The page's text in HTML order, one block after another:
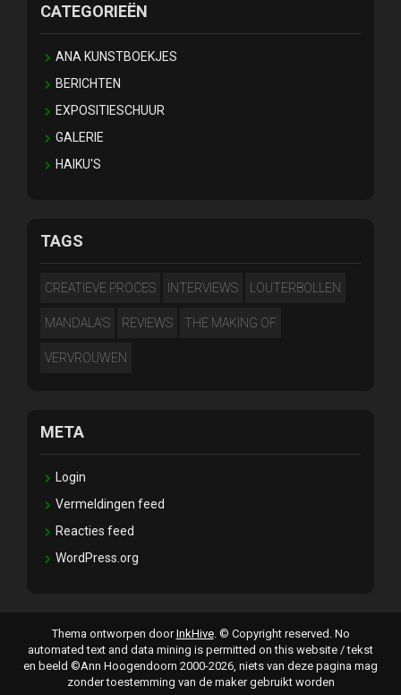
CATEGORIEËN
ANA KUNSTBOEKJES
BERICHTEN
EXPOSITIESCHUUR
GALERIE
HAIKU'S
TAGS
CREATIEVE PROCES INTERVIEWS LOUTERBOLLEN
MANDALA'S REVIEWS THE MAKING OF
VERVROUWEN
META
Login
Vermeldingen feed
Reacties feed
WordPress.org
Thema ontworpen doorInkHive. © Copyright reserved. No
automated text and data mining is permitted on this website / tekst
en beeld ©Ann Hoogendoorn 2000-2026, niets van deze pagina mag
zonder toestemming van de maker gebruikt worden